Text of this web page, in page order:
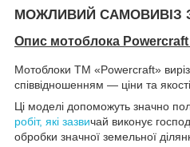
МОЖЛИВИЙ САМОВИВІЗ
Опис мотоблока
Мотоблоки ТМ «Powercraft»
співвідношенням — ціни та якості.
Ці моделі допоможуть значно
робіт, які зазвичай виконує
обробки значної земельної